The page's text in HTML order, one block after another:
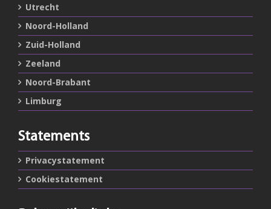
Utrecht
Noord-Holland
Zuid-Holland
Zeeland
Noord-Brabant
Limburg
Statements
Privacystatement
Cookiestatement